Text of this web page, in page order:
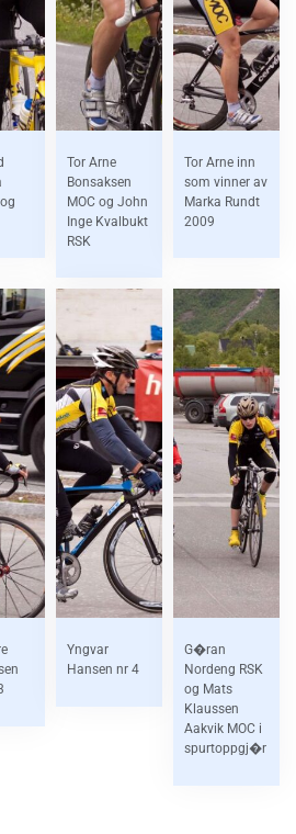
Tor Arne
Bonsaksen
MOC og John
Inge Kvalbukt
RSK
Tor Arne inn
som vinner av
Marka Rundt
2009
Yngvar
Hansen nr 4
G�ran
Nordeng RSK
og Mats
Klaussen
Aakvik MOC i
spurtoppgj�r